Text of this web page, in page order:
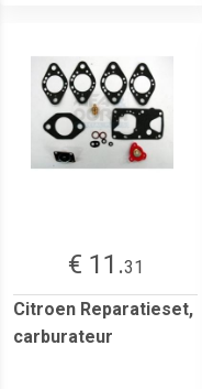
€ 11.31
Citroen Reparatieset,
carburateur